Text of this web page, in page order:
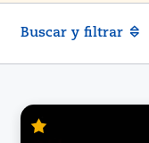
Buscar y filtrar